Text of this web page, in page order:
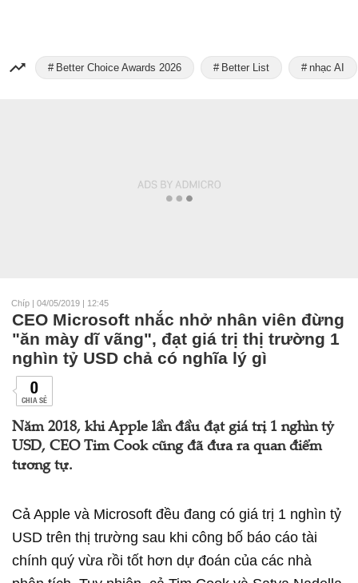
Better Choice Awards 2026 Better List nhạc AI
Chíp | 04/05/2019 | 12:45
CEO Microsoft nhắc nhở nhân viên đừng
"ăn mày dĩ vãng", đạt giá trị thị trường 1
nghìn tỷ USD chả có nghĩa lý gì
0
CHIA SẺ
Năm 2018, khi Apple lần đầu đạt giá trị 1 nghìn tỷ
USD, CEO Tim Cook cũng đã đưa ra quan điểm
tương tự.
Cả Apple và Microsoft đều đang có giá trị 1 nghìn tỷ
USD trên thị trường sau khi công bố báo cáo tài
chính quý vừa rồi tốt hơn dự đoán của các nhà